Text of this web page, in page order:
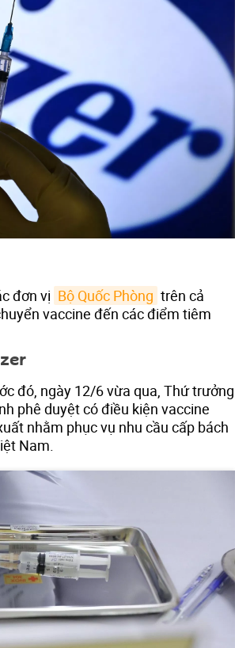
đơn vị Bộ Quốc Phòng trên cả
vaccine đến các điểm tiêm
đó, ngày 12/6 vừa qua, Thứ trưởng
phê duyệt có điều kiện vaccine
nhằm phục vụ nhu cầu cấp bách
Nam.